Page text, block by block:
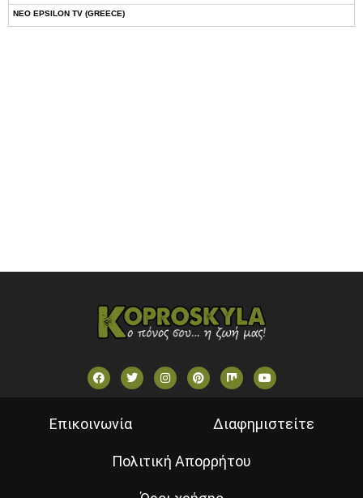
NEO EPSILON TV (GREECE)
Επικοινωνία Διαφημιστείτε
Πολιτική Απορρήτου